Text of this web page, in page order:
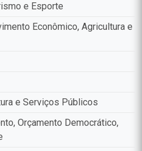
e Esporte
Econômico, Agricultura e
e Serviços Públicos
Orçamento Democrático,